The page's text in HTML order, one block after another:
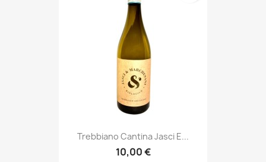
Trebbiano Cantina Jasci E...
10,00 €